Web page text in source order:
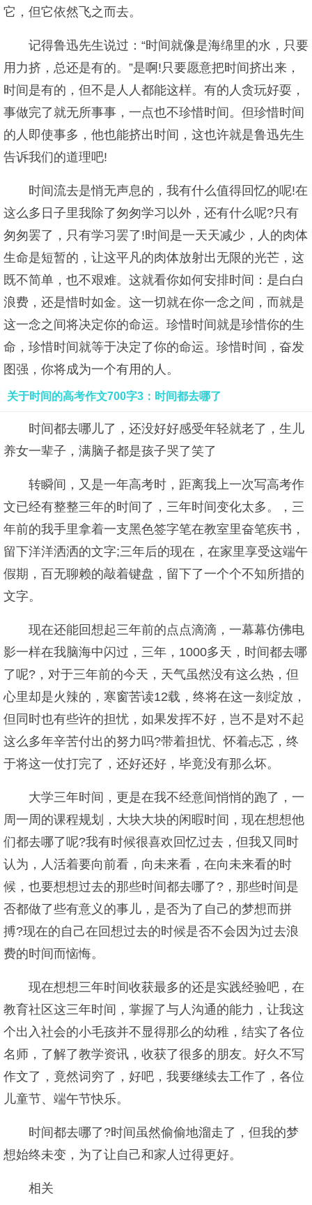
它，但它依然飞之而去。
记得鲁迅先生说过：“时间就像是海绵里的水，只要
用力挤，总还是有的。”是啊!只要愿意把时间挤出来，
时间是有的，但不是人人都能这样。有的人贪玩好耍，
事做完了就无所事事，一点也不珍惜时间。但珍惜时间
的人即使事多，他也能挤出时间，这也许就是鲁迅先生
告诉我们的道理吧!
时间流去是悄无声息的，我有什么值得回忆的呢!在
这么多日子里我除了匆匆学习以外，还有什么呢?只有
匆匆罢了，只有学习罢了!时间是一天天减少，人的肉体
生命是短暂的，让这平凡的肉体放射出无限的光芒，这
既不简单，也不艰难。这就看你如何安排时间：是白白
浪费，还是惜时如金。这一切就在你一念之间，而就是
这一念之间将决定你的命运。珍惜时间就是珍惜你的生
命，珍惜时间就等于决定了你的命运。珍惜时间，奋发
图强，你将成为一个有用的人。
关于时间的高考作文700字3：时间都去哪了
时间都去哪儿了，还没好好感受年轻就老了，生儿
养女一辈子，满脑子都是孩子哭了笑了
转瞬间，又是一年高考时，距离我上一次写高考作
文已经有整整三年的时间了，三年时间变化太多。，三
年前的我手里拿着一支黑色签字笔在教室里奋笔疾书，
留下洋洋洒洒的文字;三年后的现在，在家里享受这端午
假期，百无聊赖的敲着键盘，留下了一个个不知所措的
文字。
现在还能回想起三年前的点点滴滴，一幕幕仿佛电
影一样在我脑海中闪过，三年，1000多天，时间都去哪
了呢?，对于三年前的今天，天气虽然没有这么热，但
心里却是火辣的，寒窗苦读12载，终将在这一刻绽放，
但同时也有些许的担忧，如果发挥不好，岂不是对不起
这么多年辛苦付出的努力吗?带着担忧、怀着忐忑，终
于将这一仗打完了，还好还好，毕竟没有那么坏。
大学三年时间，更是在我不经意间悄悄的跑了，一
周一周的课程规划，大块大块的闲暇时间，现在想想他
们都去哪了呢?我有时候很喜欢回忆过去，但我又同时
认为，人活着要向前看，向未来看，在向未来看的时
候，也要想想过去的那些时间都去哪了?，那些时间是
否都做了些有意义的事儿，是否为了自己的梦想而拼
搏?现在的自己在回想过去的时候是否不会因为过去浪
费的时间而恼悔。
现在想想三年时间收获最多的还是实践经验吧，在
教育社区这三年时间，掌握了与人沟通的能力，让我这
个出入社会的小毛孩并不显得那么的幼稚，结实了各位
名师，了解了教学资讯，收获了很多的朋友。好久不写
作文了，竟然词穷了，好吧，我要继续去工作了，各位
儿童节、端午节快乐。
时间都去哪了?时间虽然偷偷地溜走了，但我的梦
想始终未变，为了让自己和家人过得更好。
相关